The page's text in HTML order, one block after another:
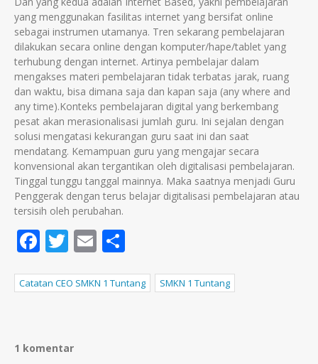
yang menggunakan fasilitas internet yang bersifat online
sebagai instrumen utamanya. Tren sekarang pembelajaran
dilakukan secara online dengan komputer/hape/tablet yang
terhubung dengan internet. Artinya pembelajar dalam
mengakses materi pembelajaran tidak terbatas jarak, ruang
dan waktu, bisa dimana saja dan kapan saja (any where and
any time).Konteks pembelajaran digital yang berkembang
pesat akan merasionalisasi jumlah guru. Ini sejalan dengan
solusi mengatasi kekurangan guru saat ini dan saat
mendatang. Kemampuan guru yang mengajar secara
konvensional akan tergantikan oleh digitalisasi pembelajaran.
Tinggal tunggu tanggal mainnya. Maka saatnya menjadi Guru
Penggerak dengan terus belajar digitalisasi pembelajaran atau
tersisih oleh perubahan.
Facebook
Twitter
Email
Catatan CEO SMKN 1 Tuntang SMKN 1 Tuntang
1 komentar